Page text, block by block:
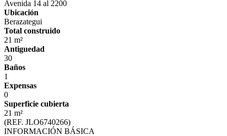
Avenida 14 al 2200
Ubicación
Berazategui
Total construido
21 m²
Antiguedad
30
Baños
1
Expensas
0
Superficie cubierta
21 m²
(REF. JLO6740266)
INFORMACIÓN BÁSICA